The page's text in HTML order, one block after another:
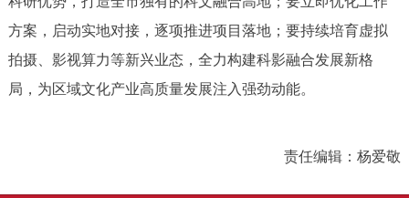
方案，启动实地对接，逐项推进项目落地；要持续培育虚拟
拍摄、影视算力等新兴业态，全力构建科影融合发展新格
局，为区域文化产业高质量发展注入强劲动能。
责任编辑：杨爱敬